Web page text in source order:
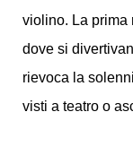
violino. La prima
dove si
rievoca la
visti a teatro o